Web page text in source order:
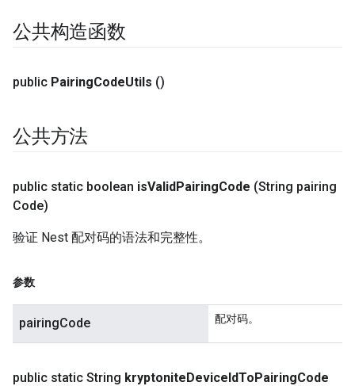
公共构造函数
public PairingCodeUtils ()
公共方法
public static boolean isValidPairingCode (String pairing
Code)
验证 Nest 配对码的语法和完整性。
参数
pairingCode 配对码。
public static String kryptoniteDeviceIdToPairingCode